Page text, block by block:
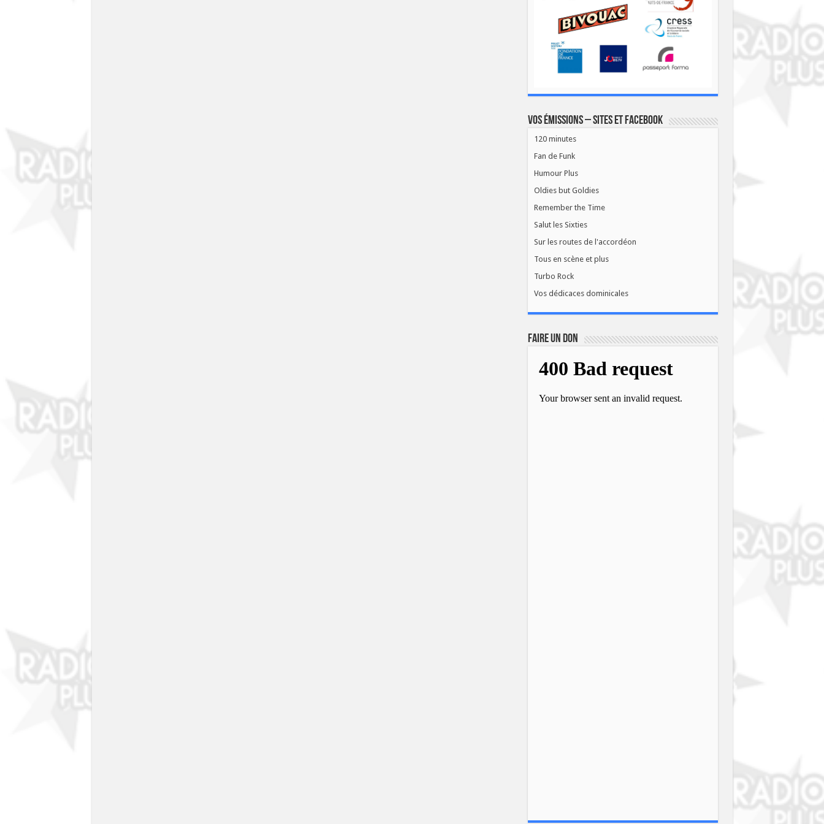
Vos émissions – Sites et Facebook
120 minutes
Fan de Funk
Humour Plus
Oldies but Goldies
Remember the Time
Salut les Sixties
Sur les routes de l'accordéon
Tous en scène et plus
Turbo Rock
Vos dédicaces dominicales
FAIRE UN DON